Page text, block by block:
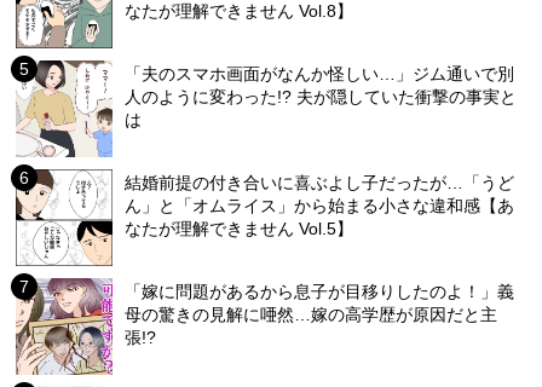
なたが理解できません Vol.8】
「夫のスマホ画面がなんか怪しい…」ジム通いで別
人のように変わった!? 夫が隠していた衝撃の事実と
は
結婚前提の付き合いに喜ぶよし子だったが…「うど
ん」と「オムライス」から始まる小さな違和感【あ
なたが理解できません Vol.5】
「嫁に問題があるから息子が目移りしたのよ！」義
母の驚きの見解に唖然…嫁の高学歴が原因だと主
張!?